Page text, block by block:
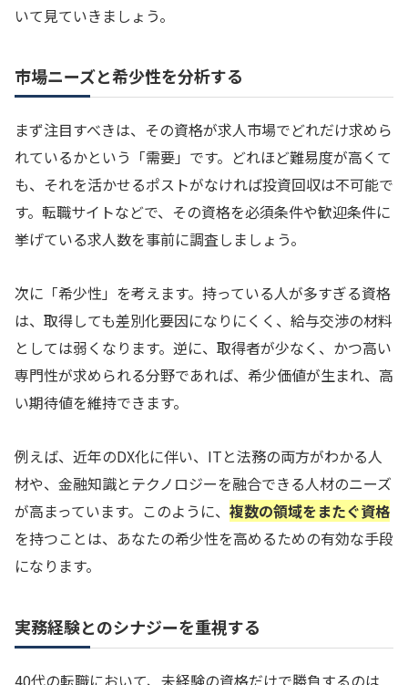
いて見ていきましょう。
市場ニーズと希少性を分析する
まず注目すべきは、その資格が求人市場でどれだけ求めら
れているかという「需要」です。どれほど難易度が高くて
も、それを活かせるポストがなければ投資回収は不可能で
す。転職サイトなどで、その資格を必須条件や歓迎条件に
挙げている求人数を事前に調査しましょう。
次に「希少性」を考えます。持っている人が多すぎる資格
は、取得しても差別化要因になりにくく、給与交渉の材料
としては弱くなります。逆に、取得者が少なく、かつ高い
専門性が求められる分野であれば、希少価値が生まれ、高
い期待値を維持できます。
例えば、近年のDX化に伴い、ITと法務の両方がわかる人
材や、金融知識とテクノロジーを融合できる人材のニーズ
が高まっています。このように、 複数の領域をまたぐ資格
を持つことは、あなたの希少性を高めるための有効な手段
になります。
実務経験とのシナジーを重視する
40代の転職において、未経験の資格だけで勝負するのは